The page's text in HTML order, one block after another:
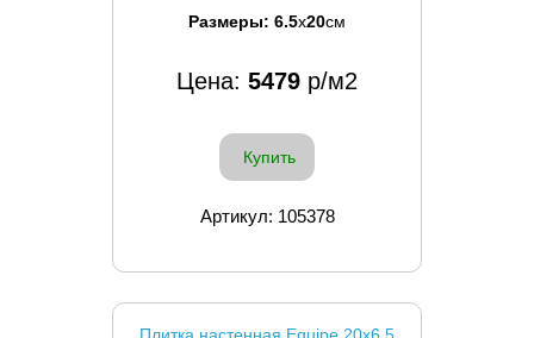
Размеры: 6.5x20см
Цена: 5479 р/м2
Купить
Артикул: 105378
Плитка настенная Equipe 20x6.5